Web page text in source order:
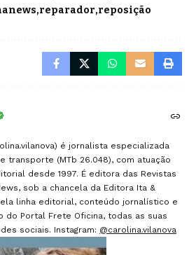
reparador reposição
é jornalista especializada
transporte (MTb 26.048), com atuação
desde 1997. É editora das Revistas
sob a chancela da Editora Ita &
linha editorial, conteúdo jornalístico e
do Portal Frete Oficina, todas as suas
sociais. Instagram: @carolina.vilanova